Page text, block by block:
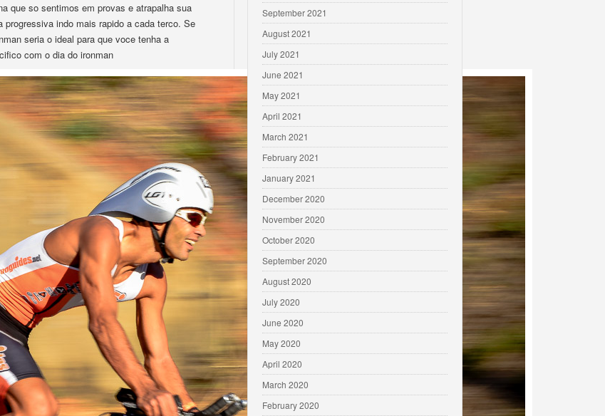
que so sentimos em provas e atrapalha sua
indo mais rapido a cada terco. Se
seria o ideal para que voce tenha a
com o dia do ironman
September 2021
August 2021
July 2021
June 2021
May 2021
April 2021
March 2021
February 2021
January 2021
December 2020
November 2020
October 2020
September 2020
August 2020
July 2020
June 2020
May 2020
April 2020
March 2020
February 2020